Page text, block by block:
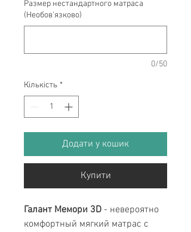
Размер нестандартного матраса
(Необов'язково)
0/50
Кількість *
Додати у кошик
Купити
Галант Мемори 3D - невероятно
комфортный мягкий матрас с